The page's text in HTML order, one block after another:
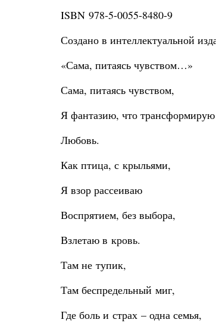
ISBN 978-5-0055-8480-9
Создано в интеллектуальной
«Сама, питаясь чувством…»
Сама, питаясь чувством,
Я фантазию, что трансформирую
Любовь.
Как птица, с крыльями,
Я взор рассеиваю
Воспрятием, без выбора,
Взлетаю в кровь.
Там не тупик,
Там беспредельный миг,
Где боль и страх – одна семья,